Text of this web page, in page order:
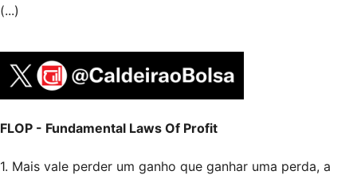
(...)
FLOP - Fundamental Laws Of Profit
1. Mais vale perder um ganho que ganhar uma perda, a